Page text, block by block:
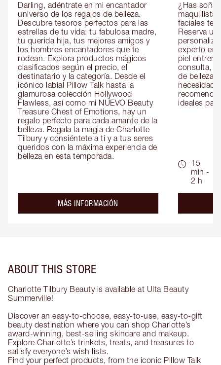
Darling, adéntrate en mi encantador
universo de los regalos de belleza.
Descubre tesoros perfectos para las
estrellas de tu vida: tu fabulosa madre,
tu querida hija, tus mejores amigos y
los hombres encantadores que te
rodean. Explora productos mágicos
clasificados según el precio, el
destinatario y la categoría. Desde el
icónico labial Pillow Talk hasta la
glamurosa colección Hollywood
Flawless, así como mi NUEVO Beauty
Treasure Chest of Emotions, hay un
regalo perfecto para cada amante de la
belleza. Regala la magia de Charlotte
Tilbury y consiéntete a ti y a tus seres
queridos con la máxima experiencia de
belleza en esta temporada.
MÁS INFORMACIÓN
¿Has
maquillista
faciales te
Reserva
experto en
piel
consulta,
de belleza
ideales
15
min -
2 h
ABOUT THIS STORE
Charlotte Tilbury Beauty is available at Ulta Beauty
Summerville!
Discover an easy-to-choose, easy-to-use, easy-to-gift
beauty destination where you can shop Charlotte’s
award-winning, best-selling skincare and makeup.
Explore Charlotte’s trinkets, treats, and treasures to
satisfy everyone’s wish lists.
Find your perfect products, from the iconic Pillow Talk